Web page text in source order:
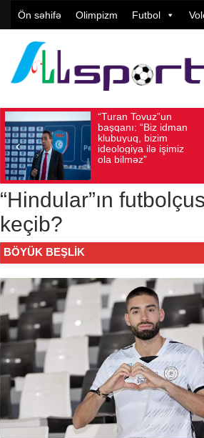
Ön səhifə Olimpizm Futbol
“Biz idman
bizim
ilə işimiz
Vüqar
Avqust 05, 2026
“Hindular”ın
keçib?
BÖYÜK BEŞLIK